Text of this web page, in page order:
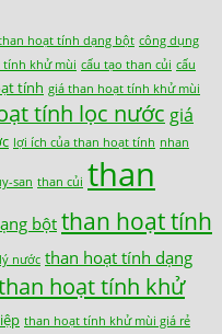
hoạt tính dạng bột công dụng
tính khử mùi cấu tạo than củi cấu
tính giá than hoạt tính khử mùi
tính lọc nước giá
lợi ích của than hoạt tính nhan
san than củi than
bộtthan hoạt tính
nước than hoạt tính dạng
hoạt tính khử
than hoạt tính khử mùi giá rẻ